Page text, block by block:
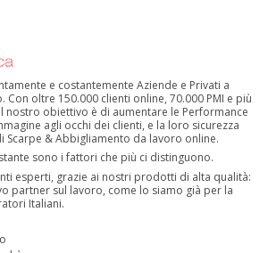
e costantemente Aziende e Privati a
Con oltre 150.000 clienti online, 70.000 PMI e più
nostro obiettivo è di aumentare le Performance
agli occhi dei clienti, e la loro sicurezza
& Abbigliamento da lavoro online.
sono i fattori che più ci distinguono.
esperti, grazie ai nostri prodotti di alta qualità:
partner sul lavoro, come lo siamo già per la
Italiani.